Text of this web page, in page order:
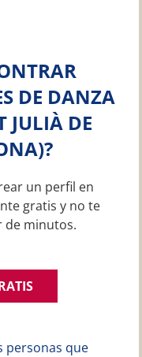
DE DANZA
JULIÀ DE
un perfil en
gratis y no te
de minutos.
personas que